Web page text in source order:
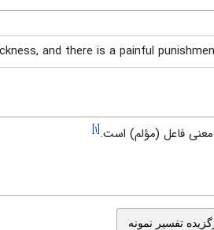
and there is a painful
معنى فاعل (مؤلم) است.[۱]
تفسیر نمونه